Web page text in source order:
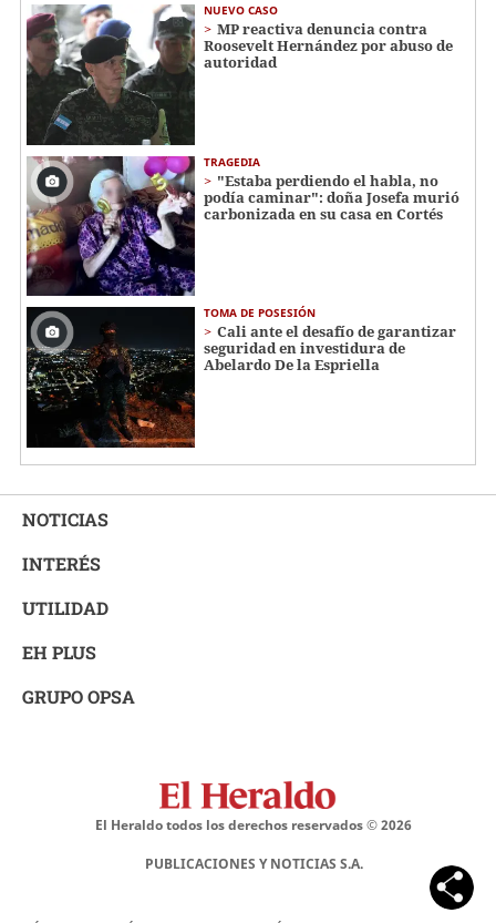
NUEVO CASO
MP reactiva denuncia contra
Roosevelt Hernández por abuso de
autoridad
TRAGEDIA
"Estaba perdiendo el habla, no
podía caminar": doña Josefa murió
carbonizada en su casa en Cortés
TOMA DE POSESIÓN
Cali ante el desafío de garantizar
seguridad en investidura de
Abelardo De la Espriella
NOTICIAS
INTERÉS
UTILIDAD
EH PLUS
GRUPO OPSA
El Heraldo todos los derechos reservados ©2026
PUBLICACIONES Y NOTICIAS S.A.